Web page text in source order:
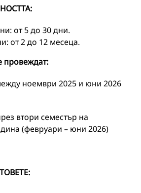
от 5 до 30 дни.
от 2 до 12 месеца.
провеждат:
ноември 2025 и юни 2026
втори семестър на
(февруари – юни 2026)